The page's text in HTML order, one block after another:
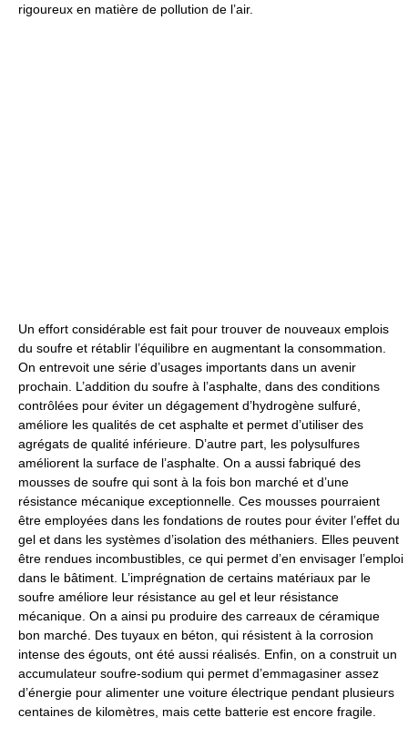
rigoureux en matière de pollution de l’air.
Un effort considérable est fait pour trouver de nouveaux emplois
du soufre et rétablir l’équilibre en augmentant la consommation.
On entrevoit une série d’usages importants dans un avenir
prochain. L’addition du soufre à l’asphalte, dans des conditions
contrôlées pour éviter un dégagement d’hydrogène sulfuré,
améliore les qualités de cet asphalte et permet d’utiliser des
agrégats de qualité inférieure. D’autre part, les polysulfures
améliorent la surface de l’asphalte. On a aussi fabriqué des
mousses de soufre qui sont à la fois bon marché et d’une
résistance mécanique exceptionnelle. Ces mousses pourraient
être employées dans les fondations de routes pour éviter l’effet du
gel et dans les systèmes d’isolation des méthaniers. Elles peuvent
être rendues incombustibles, ce qui permet d’en envisager l’emploi
dans le bâtiment. L’imprégnation de certains matériaux par le
soufre améliore leur résistance au gel et leur résistance
mécanique. On a ainsi pu produire des carreaux de céramique
bon marché. Des tuyaux en béton, qui résistent à la corrosion
intense des égouts, ont été aussi réalisés. Enfin, on a construit un
accumulateur soufre-sodium qui permet d’emmagasiner assez
d’énergie pour alimenter une voiture électrique pendant plusieurs
centaines de kilomètres, mais cette batterie est encore fragile.